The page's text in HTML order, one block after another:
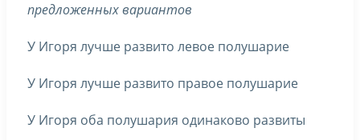
предложенных вариантов
У Игоря лучше развито левое полушарие
У Игоря лучше развито правое полушарие
У Игоря оба полушария одинаково развиты